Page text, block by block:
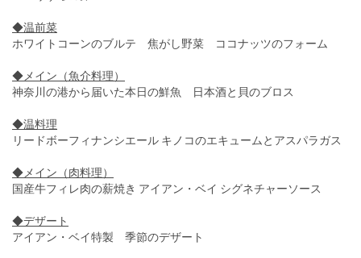
◆温前菜
ホワイトコーンのブルテ 焦がし野菜 ココナッツのフォーム
◆メイン（魚介料理）
神奈川の港から届いた本日の鮮魚 日本酒と貝のブロス
◆温料理
リードボーフィナンシエール キノコのエキュームとアスパラガス
◆メイン（肉料理）
国産牛フィレ肉の薪焼き アイアン・ベイ シグネチャーソース
◆デザート
アイアン・ベイ特製 季節のデザート